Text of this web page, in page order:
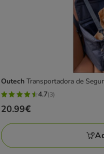
Outech Transportadora de
4.7
estrelas
com
3
avaliações
4.7(3)
Preço
20.99€
20.99€